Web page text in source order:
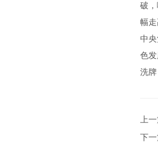
破
幅
中
色
洗
上
下一